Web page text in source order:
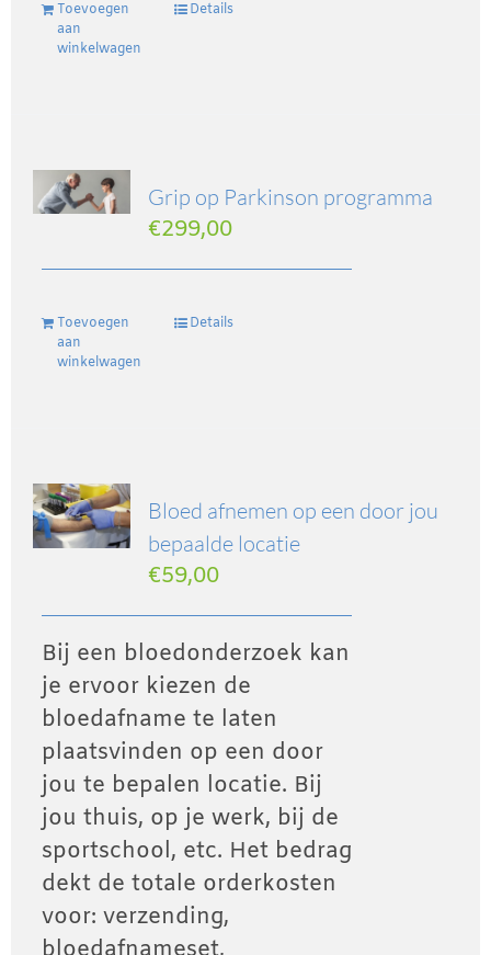
Toevoegen
aan
winkelwagen
Details
Grip op Parkinson programma
€299,00
Toevoegen
aan
winkelwagen
Details
Bloed afnemen op een door jou
bepaalde locatie
€59,00
Bij een bloedonderzoek kan
je ervoor kiezen de
bloedafname te laten
plaatsvinden op een door
jou te bepalen locatie. Bij
jou thuis, op je werk, bij de
sportschool, etc. Het bedrag
dekt de totale orderkosten
voor: verzending,